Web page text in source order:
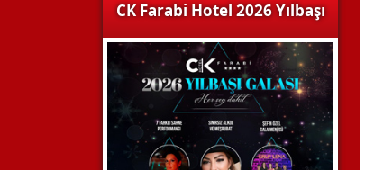
CK Farabi Hotel 2026 Yılbaşı